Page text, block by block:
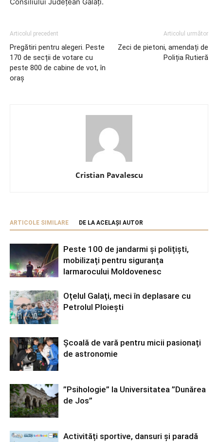
Consiliului Județean Galați.
Articolul precedent
Pregătiri pentru alegeri. Peste
170 de secții de votare cu
peste 800 de cabine de vot, în
oraș
Articolul următor
Zeci de pietoni, amendați de
Poliția Rutieră
Cristian Pavalescu
ARTICOLE SIMILARE DE LA ACELAȘI AUTOR
Peste 100 de jandarmi și polițiști,
mobilizați pentru siguranța
Iarmarocului Moldovenesc
Oțelul Galați, meci în deplasare cu
Petrolul Ploiești
Școală de vară pentru micii pasionați
de astronomie
”Psihologie” la Universitatea ”Dunărea
de Jos”
Activități sportive, dansuri și paradă